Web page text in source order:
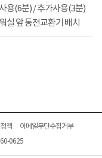
용(6분) / 추가사용(3분)
실 앞 동전교환기 배치
책
이메일무단수집거부
0625